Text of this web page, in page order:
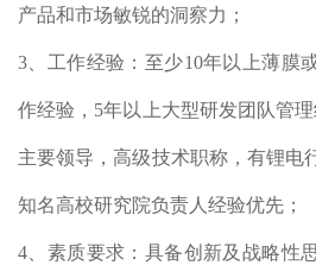
产品和市场敏锐的洞察力；
3、工作经验：至少10年以上薄膜
作经验，5年以上大型研发团队管
主要领导，高级技术职称，有锂电
知名高校研究院负责人经验优先；
4、素质要求：具备创新及战略性